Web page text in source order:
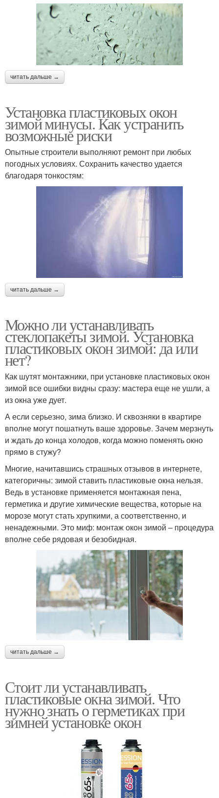
читать дальше →
Установка пластиковых окон
зимой минусы. Как устранить
возможные риски
Опытные строители выполняют ремонт при любых
погодных условиях. Сохранить качество удается
благодаря тонкостям:
читать дальше →
Можно ли устанавливать
стеклопакеты зимой. Установка
пластиковых окон зимой: да или
нет?
Как шутят монтажники, при установке пластиковых окон
зимой все ошибки видны сразу: мастера еще не ушли, а
из окна уже дует.
А если серьезно, зима близко. И сквозняки в квартире
вполне могут пошатнуть ваше здоровье. Зачем мерзнуть
и ждать до конца холодов, когда можно поменять окно
прямо в стужу?
Многие, начитавшись страшных отзывов в интернете,
категоричны: зимой ставить пластиковые окна нельзя.
Ведь в установке применяется монтажная пена,
герметика и другие химические вещества, которые на
морозе могут стать хрупкими, а соответственно, и
ненадежными. Это миф: монтаж окон зимой – процедура
вполне себе рядовая и безобидная.
читать дальше →
Стоит ли устанавливать
пластиковые окна зимой. Что
нужно знать о герметиках при
зимней установке окон